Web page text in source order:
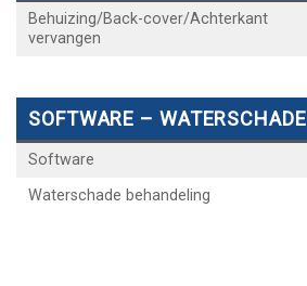
Behuizing/Back-cover/Achterkant
vervangen
SOFTWARE – WATERSCHADE
Software
Waterschade behandeling